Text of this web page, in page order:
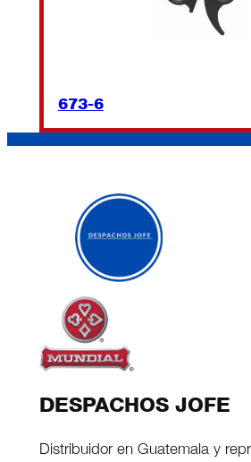
673-6
DESPACHOS JOFE
Distribuidor en Guatemala y